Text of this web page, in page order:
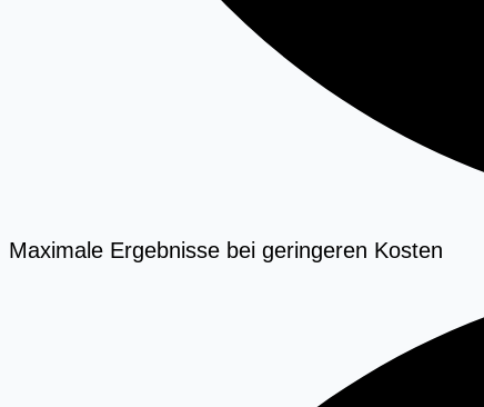
Maximale Ergebnisse bei geringeren Kosten